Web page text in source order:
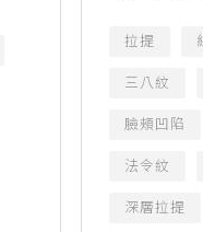
秀，成為當
拉提
三八紋
臉頰凹陷
法令紋
深層拉提